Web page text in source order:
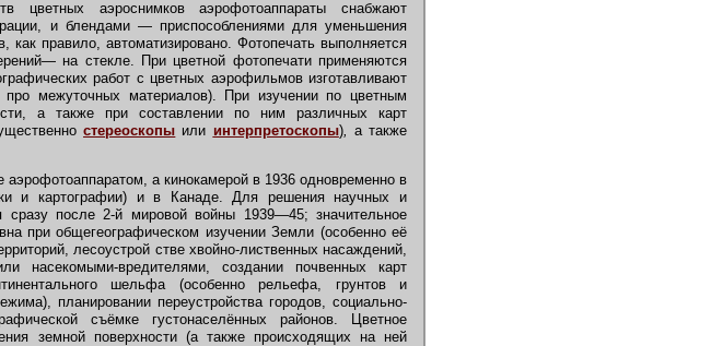
цветных аэроснимков аэрофотоаппараты снабжают
и блендами — приспособлениями для уменьшения
правило, автоматизировано. Фотопечать выполняется
на стекле. При цветной фотопечати применяются
работ с цветных аэрофильмов изготавливают
межуточных материалов). При изучении по цветным
а также при составлении по ним различных карт
стереоскопы или интерпретоскопы), а также
а кинокамерой в 1936 одновременно в
и картографии) и в Канаде. Для решения научных и
сразу после 2-й мировой войны 1939—45; значительное
при общегеографическом изучении Земли (особенно её
лесоустрой стве хвойно-лиственных насаждений,
насекомыми-вредителями, создании почвенных карт
шельфа (особенно рельефа, грунтов и
планировании переустройства городов, социально-
съёмке густонаселённых районов. Цветное
земной поверхности (а также происходящих на ней